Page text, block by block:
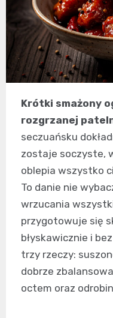
Krótki smażony
rozgrzanej
seczuańsku
zostaje soczyste,
oblepia wszystko
To danie nie
wrzucania
przygotowuje się
błyskawicznie i
trzy rzeczy:
dobrze
octem oraz